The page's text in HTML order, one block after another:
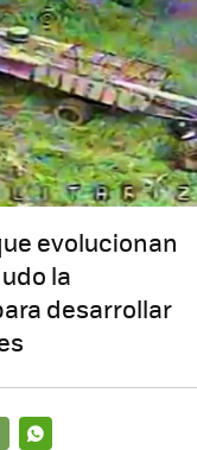
evolucionan
la
desarrollar